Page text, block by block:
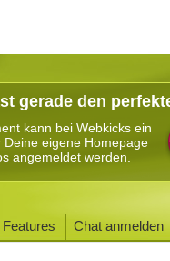
gerade den
kann bei Webkicks ein
Deine eigene Homepage
angemeldet werden.
Features Chat anmelden